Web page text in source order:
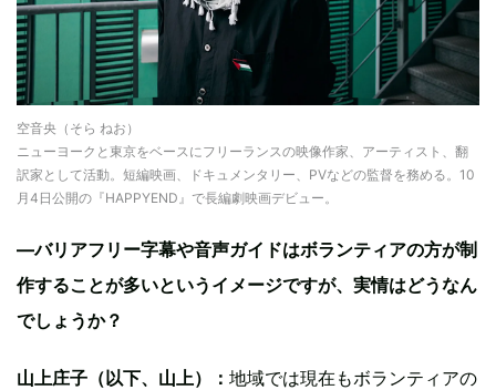
空音央（そら ねお）
ニューヨークと東京をベースにフリーランスの映像作家、アーティスト、翻
訳家として活動。短編映画、ドキュメンタリー、PVなどの監督を務める。10
月4日公開の『HAPPYEND』で長編劇映画デビュー。
—バリアフリー字幕や音声ガイドはボランティアの方が制
作することが多いというイメージですが、実情はどうなん
でしょうか？
山上庄子（以下、山上）： 地域では現在もボランティアの